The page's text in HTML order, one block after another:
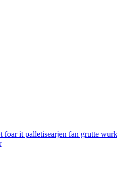
it palletisearjen fan grutte